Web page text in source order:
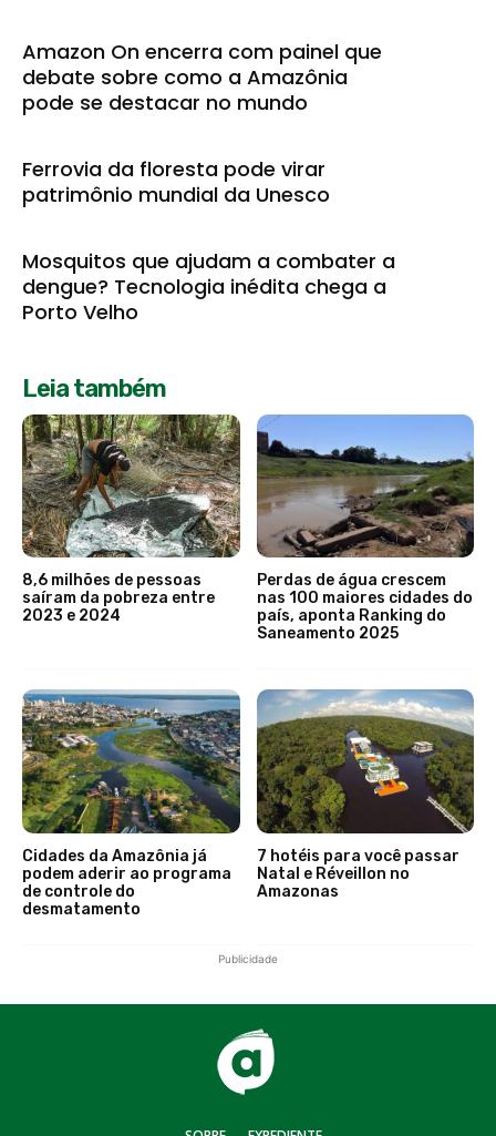
Amazon On encerra com painel que
debate sobre como a Amazônia
pode se destacar no mundo
Ferrovia da floresta pode virar
patrimônio mundial da Unesco
Mosquitos que ajudam a combater a
dengue? Tecnologia inédita chega a
Porto Velho
Leia também
8,6 milhões de pessoas
saíram da pobreza entre
2023 e 2024
Perdas de água crescem
nas 100 maiores cidades do
país, aponta Ranking do
Saneamento 2025
Cidades da Amazônia já
podem aderir ao programa
de controle do
desmatamento
7 hotéis para você passar
Natal e Réveillon no
Amazonas
Publicidade